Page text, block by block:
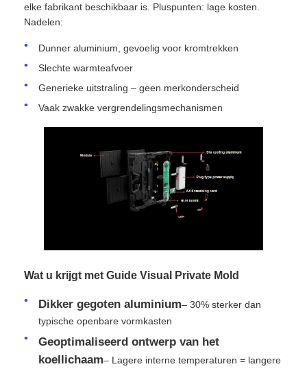
Producten
VR -show
Neem contact met ons op
Nieuws
Gevallen
elke fabrikant beschikbaar is. Pluspunten: lage kosten.
Nadelen:
Dunner aluminium, gevoelig voor kromtrekken
Slechte warmteafvoer
Generieke uitstraling – geen merkonderscheid
Vaak zwakke vergrendelingsmechanismen
Wat u krijgt met Guide Visual Private Mold
Dikker gegoten aluminium– 30% sterker dan
typische openbare vormkasten
Geoptimaliseerd ontwerp van het
koellichaam– Lagere interne temperaturen = langere